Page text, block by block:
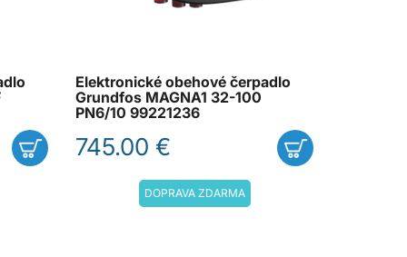
Elektronické obehové čerpadlo
Grundfos MAGNA1 32-100
PN6/10 99221236
745.00 €
DOPRAVA ZDARMA